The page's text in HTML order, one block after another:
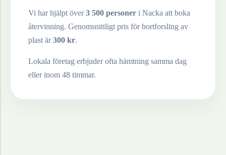
Vi har hjälpt över3 500 personer i Nacka att boka
återvinning. Genomsnittligt pris för bortforsling av
plast är300 kr.
Lokala företag erbjuder ofta hämtning samma dag
eller inom 48 timmar.